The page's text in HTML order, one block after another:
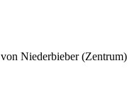
von Niederbieber (Zentrum)